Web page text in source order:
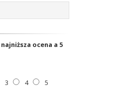
ocena a 5
3 4 5